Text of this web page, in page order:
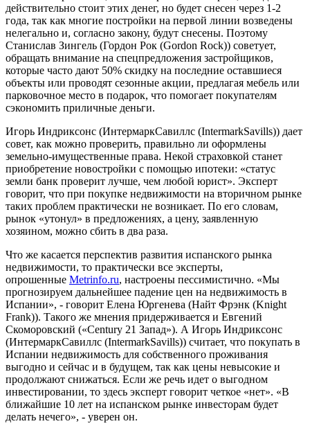
действительно стоит этих денег, но будет снесен через 1-2
года, так как многие постройки на первой линии возведены
нелегально и, согласно закону, будут снесены. Поэтому
Станислав Зингель (Гордон Рок (Gordon Rock)) советует,
обращать внимание на спецпредложения застройщиков,
которые часто дают 50% скидку на последние оставшиеся
объекты или проводят сезонные акции, предлагая мебель или
парковочное место в подарок, что помогает покупателям
сэкономить приличные деньги.
Игорь Индриксонс (ИнтермаркСавиллс (IntermarkSavills)) дает
совет, как можно проверить, правильно ли оформлены
земельно-имущественные права. Некой страховкой станет
приобретение новостройки с помощью ипотеки: «статус
земли банк проверит лучше, чем любой юрист». Эксперт
говорит, что при покупке недвижимости на вторичном рынке
таких проблем практически не возникает. По его словам,
рынок «утонул» в предложениях, а цену, заявленную
хозяином, можно сбить в два раза.
Что же касается перспектив развития испанского рынка
недвижимости, то практически все эксперты,
опрошенные Metrinfo.ru, настроены пессимистично. «Мы
прогнозируем дальнейшее падение цен на недвижимость в
Испании», - говорит Елена Юргенева (Найт Фрэнк (Knight
Frank)). Такого же мнения придерживается и Евгений
Скоморовский («Century 21 Запад»). А Игорь Индриксонс
(ИнтермаркСавиллс (IntermarkSavills)) считает, что покупать в
Испании недвижимость для собственного проживания
выгодно и сейчас и в будущем, так как цены невысокие и
продолжают снижаться. Если же речь идет о выгодном
инвестировании, то здесь эксперт говорит четкое «нет». «В
ближайшие 10 лет на испанском рынке инвесторам будет
делать нечего», - уверен он.